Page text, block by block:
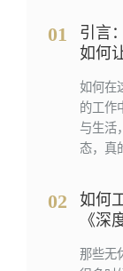
01
引言
如何
如何在
的工作
与生活
态，真
02
如何
《深
那些无